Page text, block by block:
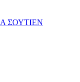
ΣΟΥΤΙΕΝ